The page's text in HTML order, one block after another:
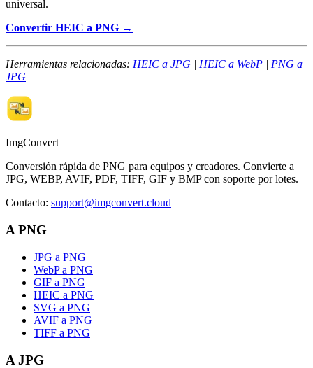
universal.
Convertir HEIC a PNG →
Herramientas relacionadas: HEIC a JPG | HEIC a WebP | PNG a
JPG
ImgConvert
Conversión rápida de PNG para equipos y creadores. Convierte a
JPG, WEBP, AVIF, PDF, TIFF, GIF y BMP con soporte por lotes.
Contacto: support@imgconvert.cloud
A PNG
JPG a PNG
WebP a PNG
GIF a PNG
HEIC a PNG
SVG a PNG
AVIF a PNG
TIFF a PNG
A JPG